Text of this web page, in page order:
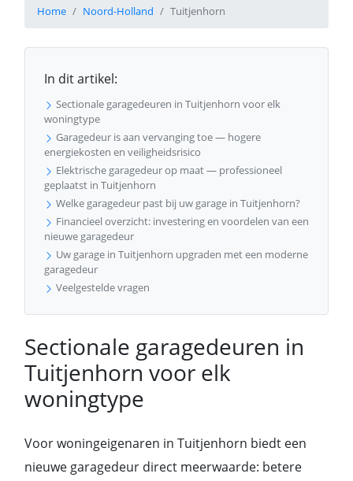
Home Noord-Holland Tuitjenhorn
In dit artikel:
Sectionale garagedeuren in Tuitjenhorn voor elk
woningtype
Garagedeur is aan vervanging toe — hogere
energiekosten en veiligheidsrisico
Elektrische garagedeur op maat — professioneel
geplaatst in Tuitjenhorn
Welke garagedeur past bij uw garage in Tuitjenhorn?
Financieel overzicht: investering en voordelen van een
nieuwe garagedeur
Uw garage in Tuitjenhorn upgraden met een moderne
garagedeur
Veelgestelde vragen
Sectionale garagedeuren in
Tuitjenhorn voor elk
woningtype
Voor woningeigenaren in Tuitjenhorn biedt een
nieuwe garagedeur direct meerwaarde: betere